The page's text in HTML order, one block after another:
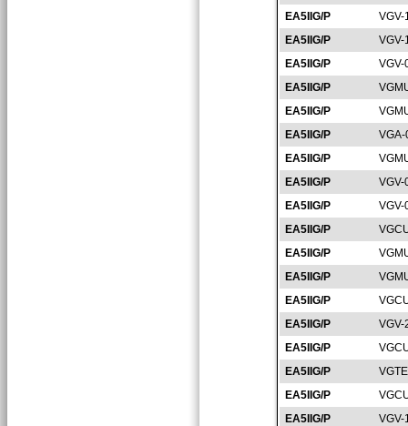
EA5IIG/P
VGV-
EA5IIG/P
VGV-
EA5IIG/P
VGV-
EA5IIG/P
EA5IIG/P
EA5IIG/P
EA5IIG/P
EA5IIG/P
VGV-
EA5IIG/P
VGV-
EA5IIG/P
EA5IIG/P
EA5IIG/P
EA5IIG/P
EA5IIG/P
VGV-
EA5IIG/P
EA5IIG/P
EA5IIG/P
EA5IIG/P
VGV-